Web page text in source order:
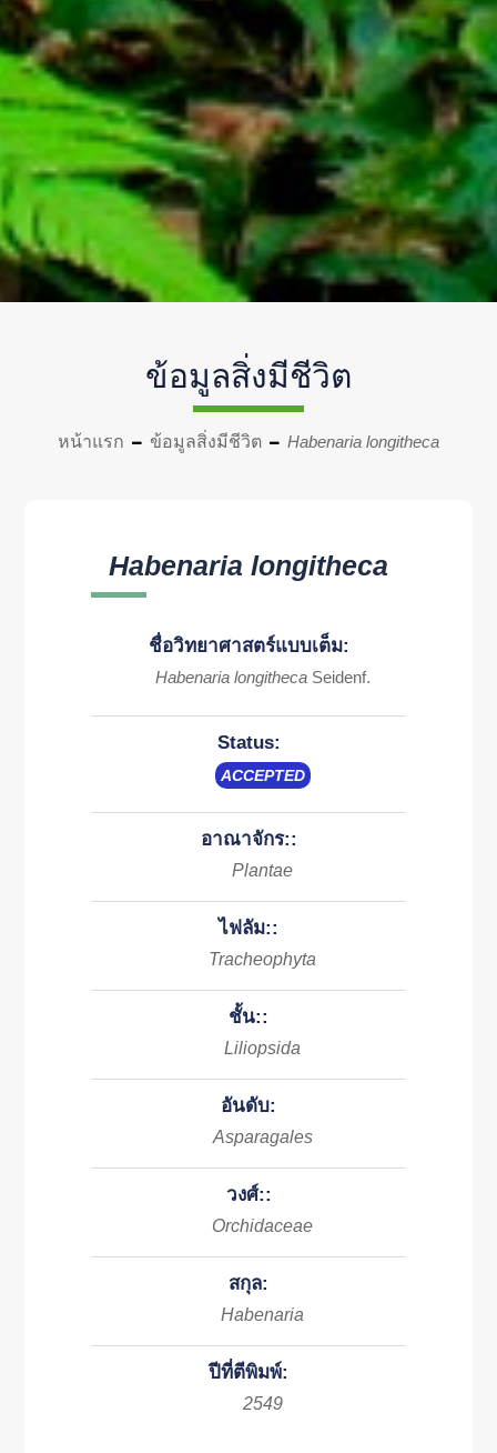
ข้อมูลสิ่งมีชีวิต
หน้าแรก ข้อมูลสิ่งมีชีวิต Habenaria longitheca
Habenaria longitheca
ชื่อวิทยาศาสตร์แบบเต็ม:
Habenaria longitheca Seidenf.
Status:
ACCEPTED
อาณาจักร::
Plantae
ไฟลัม::
Tracheophyta
ชั้น::
Liliopsida
อันดับ:
Asparagales
วงศ์::
Orchidaceae
สกุล:
Habenaria
ปีที่ตีพิมพ์:
2549